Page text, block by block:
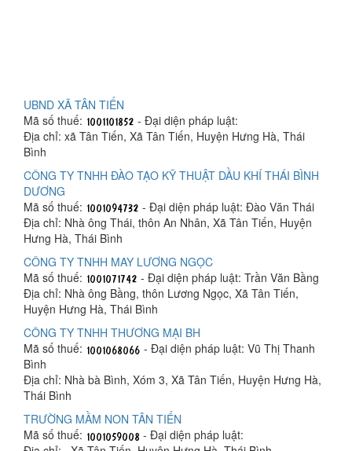
UBND XÃ TÂN TIẾN
Mã số thuế:
- Đại diện pháp luật:
Địa chỉ: xã Tân Tiến, Xã Tân Tiến, Huyện Hưng Hà, Thái
Bình
CÔNG TY TNHH ĐÀO TẠO KỸ THUẬT DẦU KHÍ THÁI BÌNH
DƯƠNG
Mã số thuế:
- Đại diện pháp luật: Đào Văn Thái
Địa chỉ: Nhà ông Thái, thôn An Nhân, Xã Tân Tiến, Huyện
Hưng Hà, Thái Bình
CÔNG TY TNHH MAY LƯƠNG NGỌC
Mã số thuế:
- Đại diện pháp luật: Trần Văn Bầng
Địa chỉ: Nhà ông Bầng, thôn Lương Ngọc, Xã Tân Tiến,
Huyện Hưng Hà, Thái Bình
CÔNG TY TNHH THƯƠNG MẠI BH
Mã số thuế:
- Đại diện pháp luật: Vũ Thị Thanh
Bình
Địa chỉ: Nhà bà Bình, Xóm 3, Xã Tân Tiến, Huyện Hưng Hà,
Thái Bình
TRƯỜNG MẦM NON TÂN TIẾN
Mã số thuế:
- Đại diện pháp luật: